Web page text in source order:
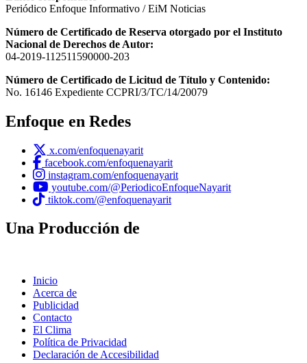
Periódico Enfoque Informativo / EiM Noticias
Número de Certificado de Reserva otorgado por el Instituto
Nacional de Derechos de Autor:
04-2019-112511590000-203
Número de Certificado de Licitud de Título y Contenido:
No. 16146 Expediente CCPRI/3/TC/14/20079
Enfoque en Redes
x.com/enfoquenayarit
facebook.com/enfoquenayarit
instagram.com/enfoquenayarit
youtube.com/@PeriodicoEnfoqueNayarit
tiktok.com/@enfoquenayarit
Una Producción de
Inicio
Acerca de
Publicidad
Contacto
El Clima
Política de Privacidad
Declaración de Accesibilidad